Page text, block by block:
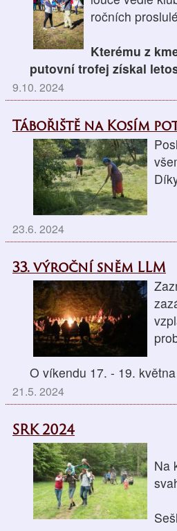
ročních
Kterému z
putovní trofej získal
9.10. 2024
Tábořiště na Kosím
23.6. 2024
33. výroční sněm LLM
O víkendu 17. - 19.
21.5. 2024
SRK 2024
Na